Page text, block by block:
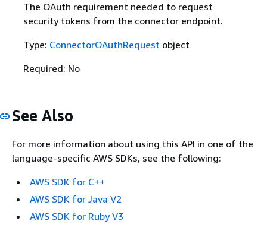
The OAuth requirement needed to request
security tokens from the connector endpoint.
Type: ConnectorOAuthRequest object
Required: No
See Also
For more information about using this API in one of the
language-specific AWS SDKs, see the following:
AWS SDK for C++
AWS SDK for Java V2
AWS SDK for Ruby V3